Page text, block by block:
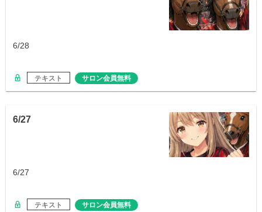
6/28
テキスト サロン会員無料
6/27
6/27
テキスト サロン会員無料